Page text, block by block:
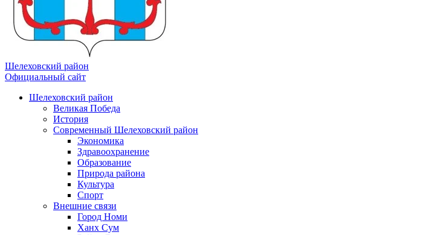
Шелеховский район
Официальный сайт
Шелеховский район
Великая Победа
История
Современный Шелеховский район
Экономика
Здравоохранение
Образование
Природа района
Культура
Спорт
Внешние связи
Город Номи
Ханх Сум